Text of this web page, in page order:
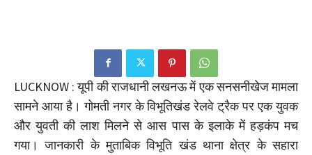
LUCKNOW : यूपी की राजधानी लखनऊ में एक सनसनीखेज मामला
सामने आया है। गोमती नगर के विभूतिखंड रेलवे ट्रैक पर एक युवक
और युवती की लाश मिलने से आस पास के इलाके में हड़कंप मच
गया। जानकारी के मुताबिक विभूति खंड थाना क्षेत्र के सहारा